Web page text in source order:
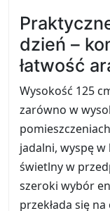
dzień –
łatwość
Wysokość 125
zarówno w
jadalni, wyspę
świetlny w
szeroki wybór
przekłada się